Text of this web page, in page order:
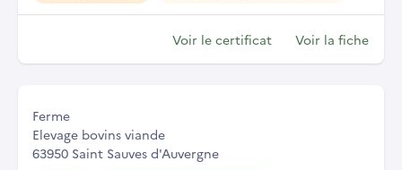
Voir le certificat Voir la fiche
Ferme
Elevage bovins viande
63950 Saint Sauves d'Auvergne